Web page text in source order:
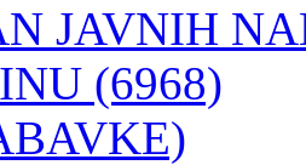
JAVNIH
(6968)